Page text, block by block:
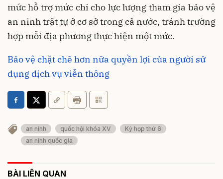
mức hỗ trợ mức chi cho lực lượng tham gia bảo vệ
an ninh trật tự ở cơ sở trong cả nước, tránh trường
hợp mỗi địa phương thực hiện một mức.
Bảo vệ chặt chẽ hơn nữa quyền lợi của người sử
dụng dịch vụ viễn thông
an ninh quốc hội khóa XV
Kỳ họp thứ 6
an ninh quốc gia
BÀI LIÊN QUAN